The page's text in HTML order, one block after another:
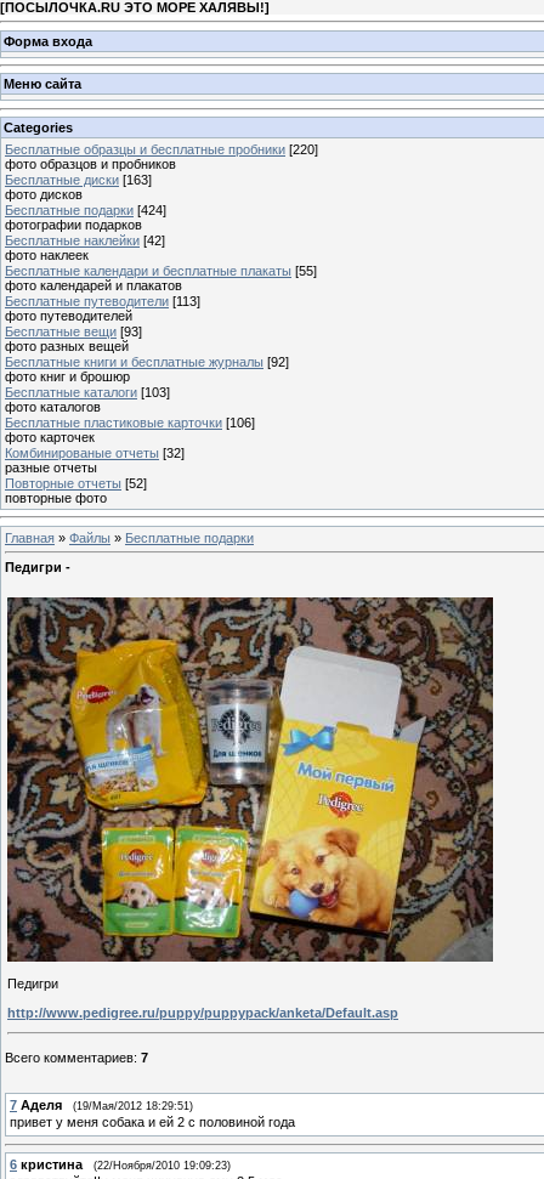
[ПОСЫЛОЧКА.RU ЭТО МОРЕ ХАЛЯВЫ!]
Форма входа
Меню сайта
Categories
Бесплатные образцы и бесплатные пробники [220]
фото образцов и пробников
Бесплатные диски [163]
фото дисков
Бесплатные подарки [424]
фотографии подарков
Бесплатные наклейки [42]
фото наклеек
Бесплатные календари и бесплатные плакаты [55]
фото календарей и плакатов
Бесплатные путеводители [113]
фото путеводителей
Бесплатные вещи [93]
фото разных вещей
Бесплатные книги и бесплатные журналы [92]
фото книг и брошюр
Бесплатные каталоги [103]
фото каталогов
Бесплатные пластиковые карточки [106]
фото карточек
Комбинированые отчеты [32]
разные отчеты
Повторные отчеты [52]
повторные фото
Главная » Файлы » Бесплатные подарки
Педигри -
Педигри
http://www.pedigree.ru/puppy/puppypack/anketa/Default.asp
Всего комментариев: 7
7 Аделя (19/Мая/2012 18:29:51)
привет у меня собака и ей 2 с половиной года
6 кристина (22/Ноября/2010 19:09:23)